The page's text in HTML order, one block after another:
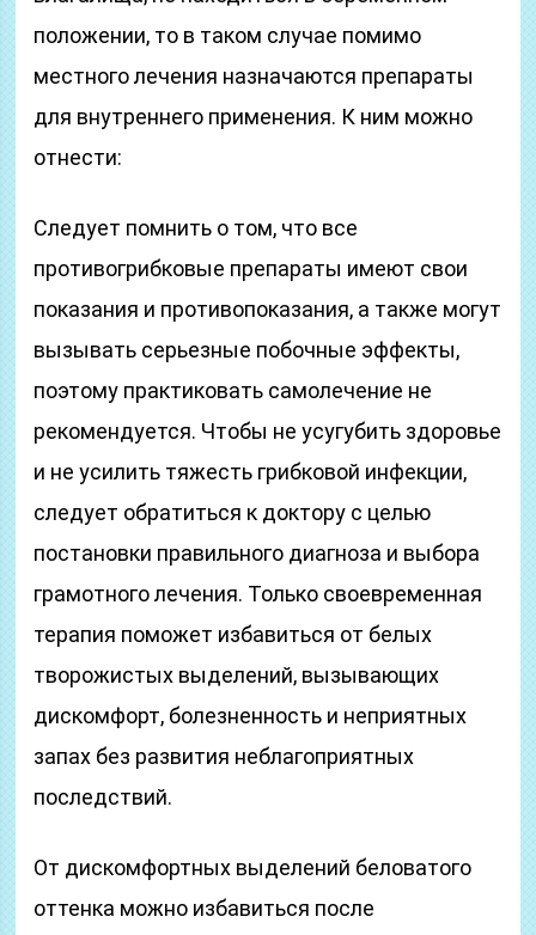
положении, то в таком случае помимо
местного лечения назначаются препараты
для внутреннего применения. К ним можно
отнести:
Следует помнить о том, что все
противогрибковые препараты имеют свои
показания и противопоказания, а также могут
вызывать серьезные побочные эффекты,
поэтому практиковать самолечение не
рекомендуется. Чтобы не усугубить здоровье
и не усилить тяжесть грибковой инфекции,
следует обратиться к доктору с целью
постановки правильного диагноза и выбора
грамотного лечения. Только своевременная
терапия поможет избавиться от белых
творожистых выделений, вызывающих
дискомфорт, болезненность и неприятных
запах без развития неблагоприятных
последствий.
От дискомфортных выделений беловатого
оттенка можно избавиться после